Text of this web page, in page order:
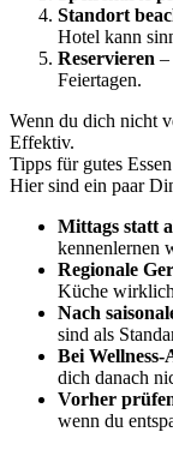
Standort
Hotel kann
Reservieren –
Feiertagen.
Wenn du dich nicht
Effektiv.
Tipps für gutes
Hier sind ein paar
Mittags statt
kennenlernen
Regionale
Küche
Nach
sind als
Bei
dich danach
Vorher
wenn du